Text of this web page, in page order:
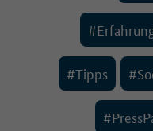
#Tipps